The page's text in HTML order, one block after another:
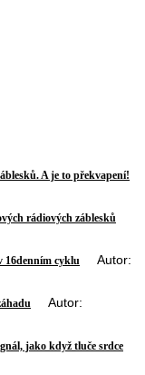
A je to překvapení!
rádiových záblesků
16denním cyklu Autor:
Autor:
jako když tluče srdce